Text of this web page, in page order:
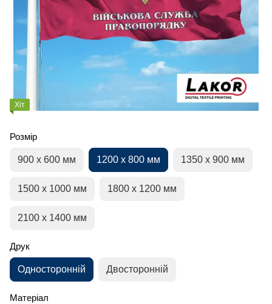
Хіт
Розмір
900 х 600 мм 1200 х 800 мм 1350 х 900 мм
1500 х 1000 мм 1800 х 1200 мм
2100 х 1400 мм
Друк
Односторонній Двосторонній
Матеріал